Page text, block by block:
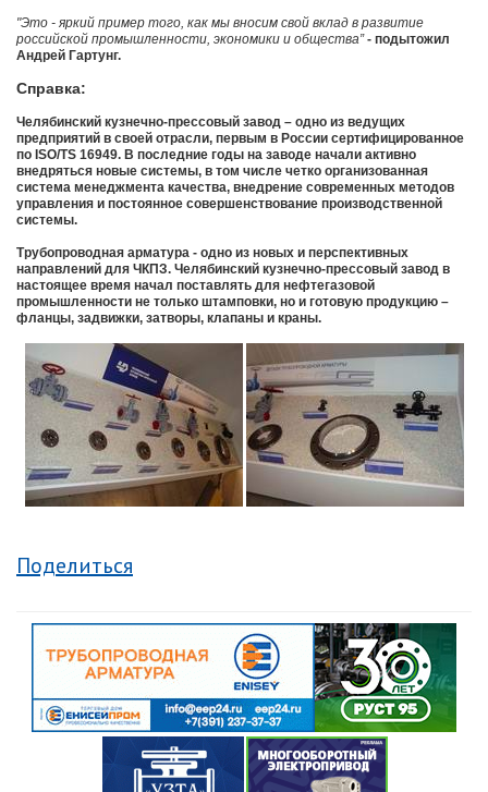
"Это - яркий пример того, как мы вносим свой вклад в развитие
российской промышленности, экономики и общества”- подытожил
Андрей Гартунг.
Справка:
Челябинский кузнечно-прессовый завод – одно из ведущих
предприятий в своей отрасли, первым в России сертифицированное
по ISO/TS 16949. В последние годы на заводе начали активно
внедряться новые системы, в том числе четко организованная
система менеджмента качества, внедрение современных методов
управления и постоянное совершенствование производственной
системы.
Трубопроводная арматура - одно из новых и перспективных
направлений для ЧКПЗ. Челябинский кузнечно-прессовый завод в
настоящее время начал поставлять для нефтегазовой
промышленности не только штамповки, но и готовую продукцию –
фланцы, задвижки, затворы, клапаны и краны.
Поделиться